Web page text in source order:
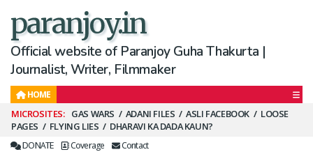
paranjoy.in
Official website of Paranjoy Guha Thakurta |
Journalist, Writer, Filmmaker
HOME
Secondary
Menu
GAS WARS ADANI FILES ASLI FACEBOOK
LOOSE
PAGES
FLYING LIES DHARAVI KA DADA KAUN?
DONATE Coverage Contact